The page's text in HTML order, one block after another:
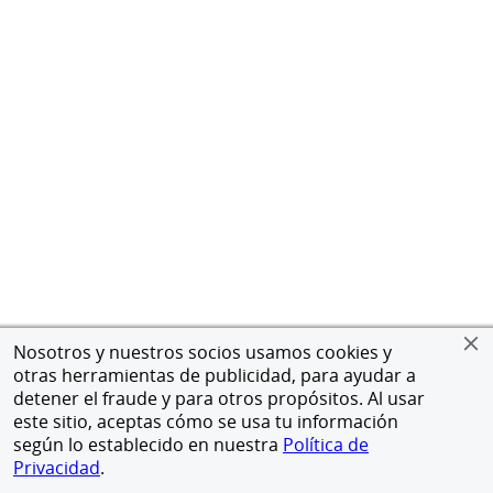
Nosotros y nuestros socios usamos cookies y
otras herramientas de publicidad, para ayudar a
detener el fraude y para otros propósitos. Al usar
este sitio, aceptas cómo se usa tu información
según lo establecido en nuestra Política de
Privacidad.